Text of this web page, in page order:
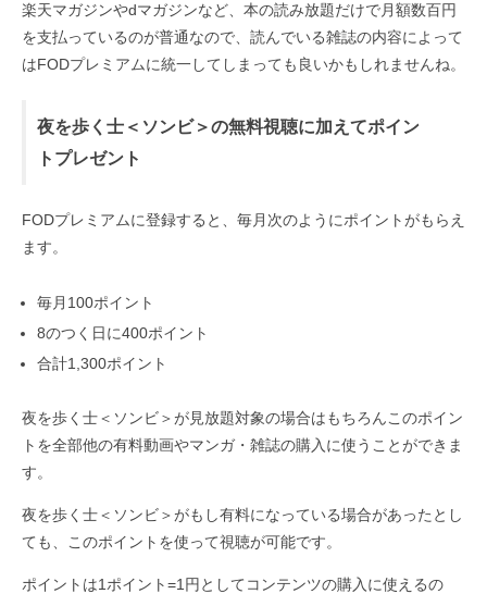
楽天マガジンやdマガジンなど、本の読み放題だけで月額数百円
を支払っているのが普通なので、読んでいる雑誌の内容によって
はFODプレミアムに統一してしまっても良いかもしれませんね。
夜を歩く士＜ソンビ＞の無料視聴に加えてポイン
トプレゼント
FODプレミアムに登録すると、毎月次のようにポイントがもらえ
ます。
毎月100ポイント
8のつく日に400ポイント
合計1,300ポイント
夜を歩く士＜ソンビ＞が見放題対象の場合はもちろんこのポイン
トを全部他の有料動画やマンガ・雑誌の購入に使うことができま
す。
夜を歩く士＜ソンビ＞がもし有料になっている場合があったとし
ても、このポイントを使って視聴が可能です。
ポイントは1ポイント=1円としてコンテンツの購入に使えるの